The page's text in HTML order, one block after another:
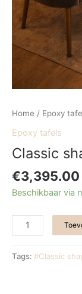
Home / Epoxy
Epoxy tafels
Classic
€3,395.00
Beschikbaar via
Tags: #Classic